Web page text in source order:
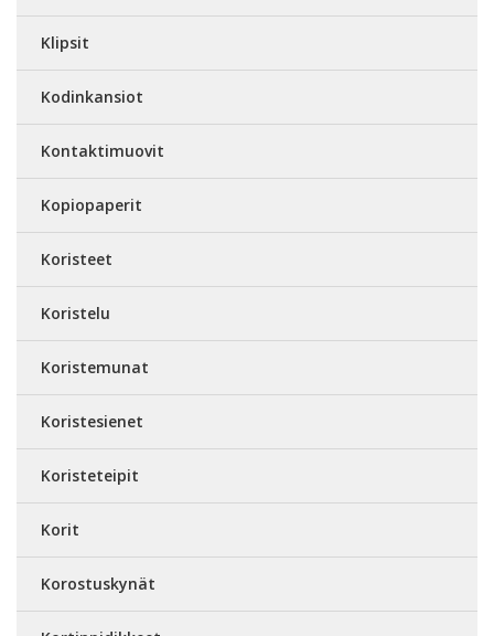
Klipsit
Kodinkansiot
Kontaktimuovit
Kopiopaperit
Koristeet
Koristelu
Koristemunat
Koristesienet
Koristeteipit
Korit
Korostuskynät